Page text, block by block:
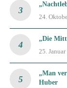
24.
„Die
25.
„Man
Huber